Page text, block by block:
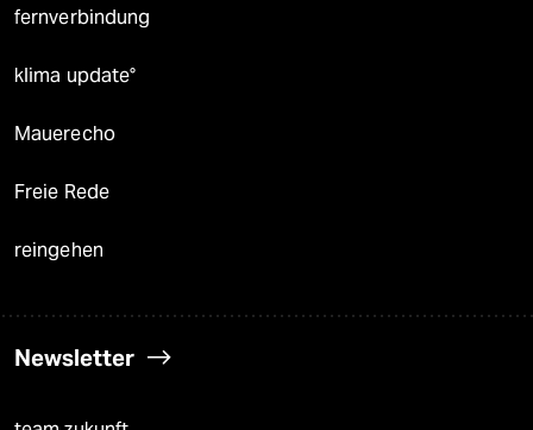
fernverbindung
klima update°
Mauerecho
Freie Rede
reingehen
Newsletter